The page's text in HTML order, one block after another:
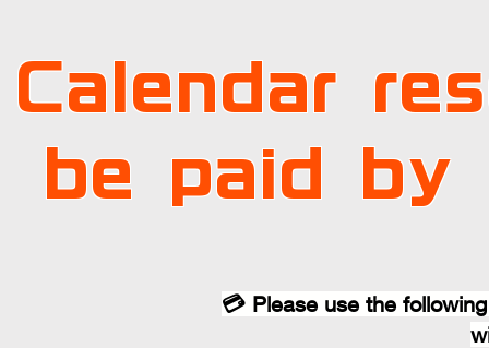
Calendar
be paid by
💳 Please use the